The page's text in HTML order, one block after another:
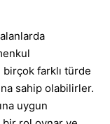
farklı türde
sahip olabilirler.
uygun